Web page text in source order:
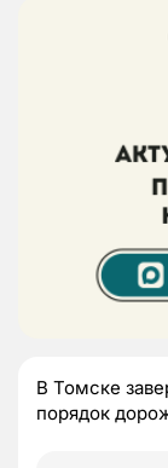
В Томске
порядок